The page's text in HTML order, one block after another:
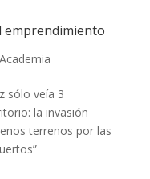
emprendimiento
Academia
sólo veía 3
la invasión
terrenos por las